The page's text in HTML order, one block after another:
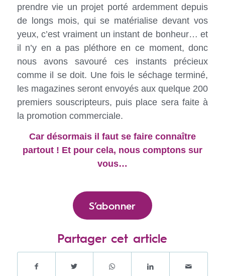
prendre vie un projet porté ardemment depuis
de longs mois, qui se matérialise devant vos
yeux, c’est vraiment un instant de bonheur… et
il n’y en a pas pléthore en ce moment, donc
nous avons savouré ces instants précieux
comme il se doit. Une fois le séchage terminé,
les magazines seront envoyés aux quelque 200
premiers souscripteurs, puis place sera faite à
la promotion commerciale.
Car désormais il faut se faire connaître
partout ! Et pour cela, nous comptons sur
vous…
S’abonner
Partager cet article